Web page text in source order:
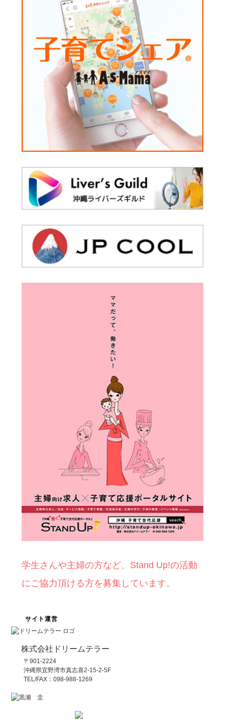
学生さんや主婦の方など、Stand Up!の活動
にご協力頂ける方を募集しています。
サイト運営
株式会社ドリームテラー
〒901-2224
沖縄県宜野湾市真志喜2-15-2-5F
TEL/FAX：098-988-1269